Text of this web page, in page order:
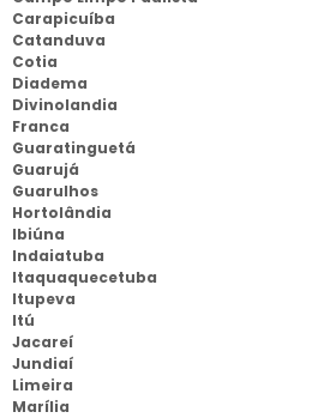
Carapicuíba
Catanduva
Cotia
Diadema
Divinolandia
Franca
Guaratinguetá
Guarujá
Guarulhos
Hortolândia
Ibiúna
Indaiatuba
Itaquaquecetuba
Itupeva
Itú
Jacareí
Jundiaí
Limeira
Marília